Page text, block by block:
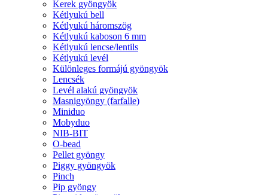
Kerek gyöngyök
Kétlyukú bell
Kétlyukú háromszög
Kétlyukú kaboson 6 mm
Kétlyukú lencse/lentils
Kétlyukú levél
Különleges formájú gyöngyök
Lencsék
Levél alakú gyöngyök
Masnigyöngy (farfalle)
Miniduo
Mobyduo
NIB-BIT
O-bead
Pellet gyöngy
Piggy gyöngyök
Pinch
Pip gyöngy